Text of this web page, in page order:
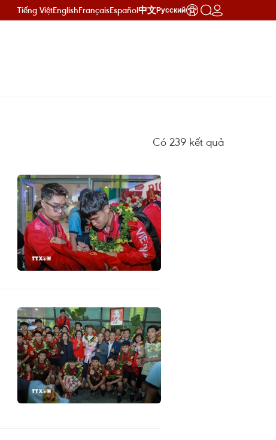
Tiếng ViệtEnglishFrançaisEspañol中文Русский
Có 239 kết quả